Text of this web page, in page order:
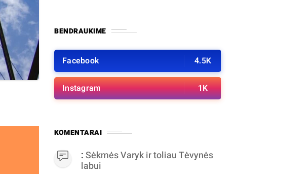
BENDRAUKIME
Facebook 4.5K
Instagram 1K
KOMENTARAI
:Sėkmės Varyk ir toliau Tėvynės
labui